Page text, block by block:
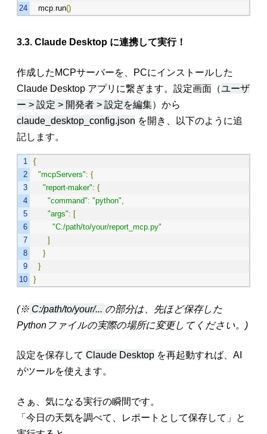
mcp .run()
3.3. Claude Desktop に連携して実行！
作成したMCPサーバーを、PCにインストールした
Claude Desktop アプリに繋ぎます。設定画面（ ユーザ
ー > 設定 > 開発者 > 設定を編集）から
claude_desktop_config.json を開き、以下のように追
記します。
{
"mcpServers": {
"report-maker": {
"command": "python"
"args": [
"C:/path/to/your/report_mcp.py"
]
}
}
}
(※ C:/path/to/your/... の部分は、先ほど保存した
Pythonファイルの実際の場所に変更してください。)
設定を保存して Claude Desktop を再起動すれば、AI
がツールを使えます。
さぁ、気になる実行の瞬間です。
「今日の天気を調べて、レポートとして保存して」と